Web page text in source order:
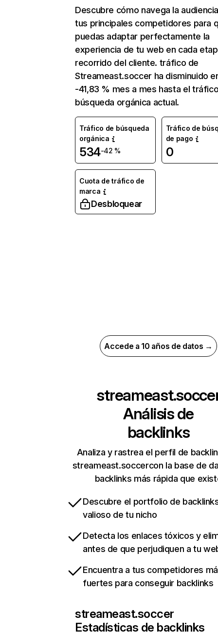
Descubre cómo navega la
tus principales competidores para
puedas adaptar perfectamente la
experiencia de tu web en cada
recorrido del cliente. tráfico de
Streameast.soccer ha disminuido
-41,83 % mes a mes hasta el
búsqueda orgánica actual.
Tráfico de búsqueda
orgánica
534-42 %
Tráfico de
de pago
0
Cuota de tráfico de
marca
Desbloquear
Accede a 10 años de datos →
Análisis de
backlinks
Analiza y rastrea el perfil de
streameast.soccercon la base de
backlinks más rápida que
Descubre el portfolio de
valioso de tu nicho
Detecta los enlaces tóxicos y
antes de que perjudiquen a tu
Encuentra a tus competidores
fuertes para conseguir backlinks
streameast.soccer
Estadísticas de backlinks